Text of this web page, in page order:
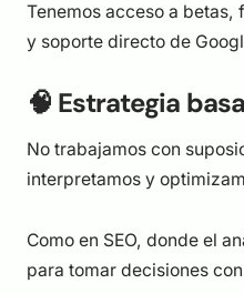
Tenemos acceso a
y soporte directo de
🧠 Estrategia
No trabajamos con
interpretamos y
Como en SEO, donde el
para tomar decisiones